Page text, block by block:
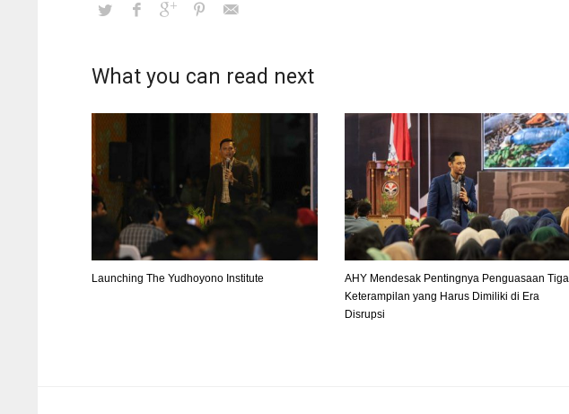
What you can read next
Launching The Yudhoyono Institute
AHY Mendesak Pentingnya Penguasaan Tiga
Keterampilan yang Harus Dimiliki di Era
Disrupsi